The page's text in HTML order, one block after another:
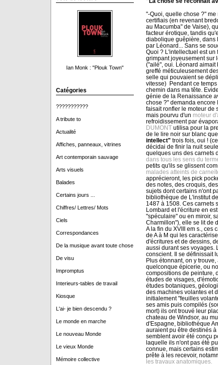
Ian Monk : "Plouk Town"
Catégories
???????????
A tribute to
Actualité
Affiches, panneaux, vitrines
Art contemporain sauvage
Arts visuels
Balades
Certains jours ...
Chiffres/ Lettres/ Mots
Ciels
Correspondances
De la musique avant toute chose
De visu
Impromptus
Interieurs-tables de travail
Kiosque
L'ai- je bien descendu ?
Le monde en marche
Le nouveau Monde
Le vieux Monde
Mémoire collective
"-Quoi, quelle chose ?"
certifiais (en revenant
au Macumba" de Vaise),
facteur érotique, tandis
diabolique guêpière, dans
par Léonard... Sans se
Quoi ? L'intellectuel est un
grimpant joyeusement sur
("ailé", oui. Léonard aimait
greffé méticuleusement
selle qui pouvaient se
vitesse) Pendant ce
chemin dans ma tête.
génie de la Renaissance
chose ?" demanda
faisait ronfler le moteur de
mais pourvu d'un moteur
refroidissement par
DUMONTutilisa pour la
de le lire noir sur blanc
intellect" trois fois, oui !
décidai de finir la nuit
quelques uns des carnets
dans tous les sens du
petits qu'ils se glissent
malades atteints de
apprécieront, les pick
des notes, des croquis,
sujets dont certains n'ont
bibliothèque de L'institut
1487 à 1508. Ces carnets
Lombard et l'écriture en
"spéculaire" ou en miroir,
Charmillon"), elle se lit de
A la fin du XVIII em s., ces
de A à M qui les
d'écritures et de dessins,
aussi durant ses voyages.
conscient. Il se définissait
Plus étonnant, on y
quelconque épicerie, ou
compositions de peinture,
études de visages,
études botaniques,
des machines volantes et
initialement "feuilles
ses amis puis compilés
mort) ils ont trouvé leur
chateau de Windsor, au
d'Espagne, bibliothèque
auraient pu être destinés
semblent avoir été conçu
laquelle ils n'ont pas été
connue, mais certains
prête à les recevoir,
les travaux anatomiques.